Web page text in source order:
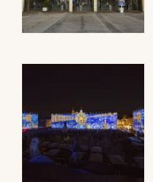
Nature en
Nature dans le